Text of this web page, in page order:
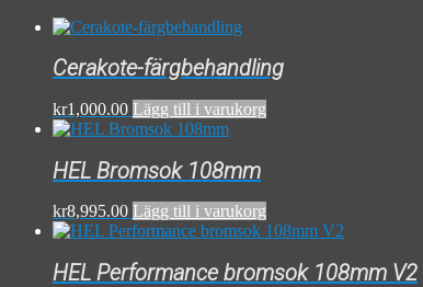
Cerakote-färgbehandling
kr1,000.00 Lägg till i varukorg
HEL Bromsok 108mm
kr8,995.00 Lägg till i varukorg
HEL Performance bromsok 108mm V2